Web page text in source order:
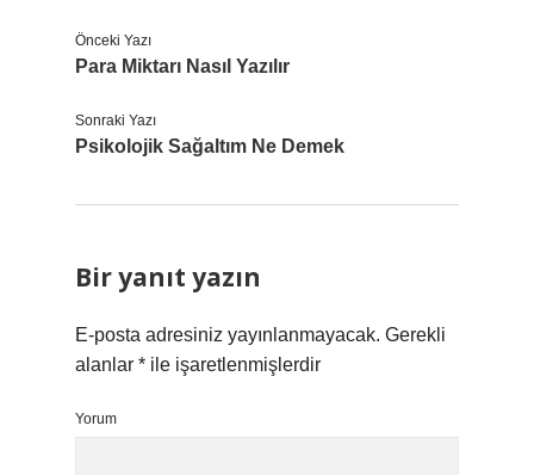
Önceki Yazı
Para Miktarı Nasıl Yazılır
Sonraki Yazı
Psikolojik Sağaltım Ne Demek
Bir yanıt yazın
E-posta adresiniz yayınlanmayacak. Gerekli
alanlar * ile işaretlenmişlerdir
Yorum